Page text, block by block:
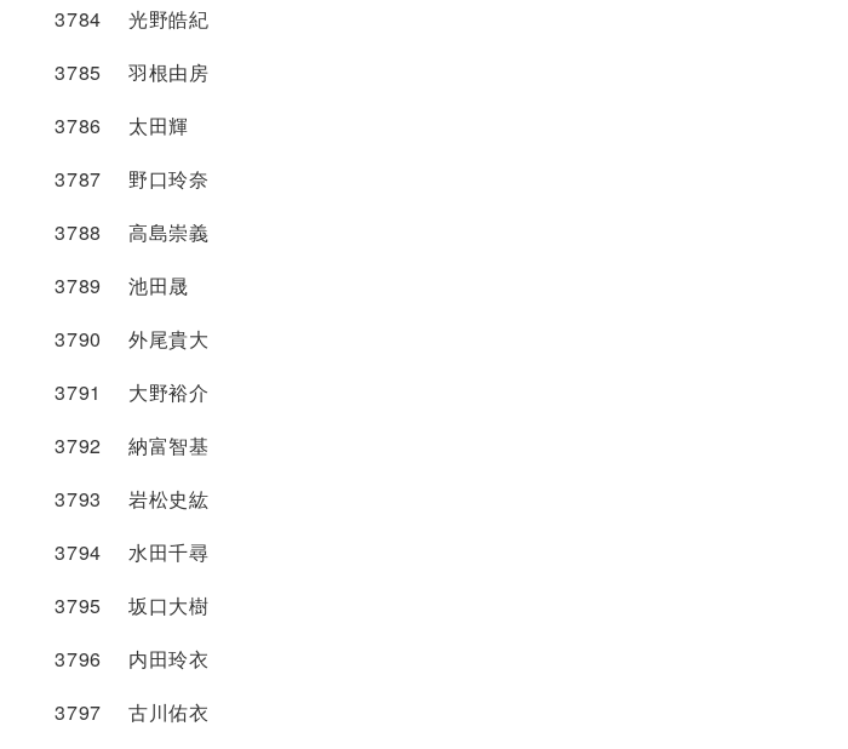
3784 光野皓紀
3785 羽根由房
3786 太田輝
3787 野口玲奈
3788 高島崇義
3789 池田晟
3790 外尾貴大
3791 大野裕介
3792 納富智基
3793 岩松史紘
3794 水田千尋
3795 坂口大樹
3796 内田玲衣
3797 古川佑衣